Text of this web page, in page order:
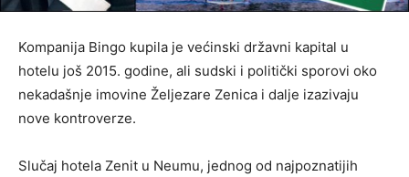
Kompanija Bingo kupila je većinski državni kapital u
hotelu još 2015. godine, ali sudski i politički sporovi oko
nekadašnje imovine Željezare Zenica i dalje izazivaju
nove kontroverze.
Slučaj hotela Zenit u Neumu, jednog od najpoznatijih